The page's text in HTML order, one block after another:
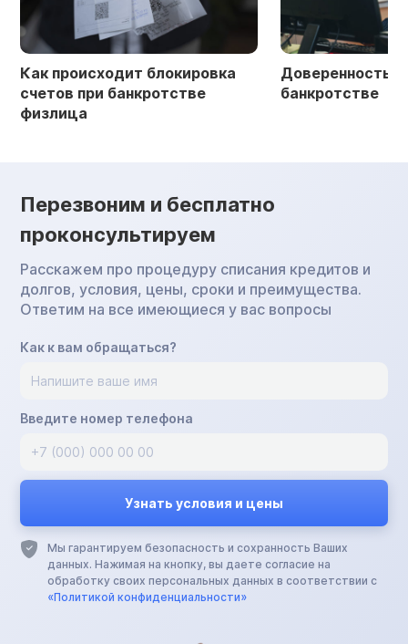
Как происходит блокировка
счетов при банкротстве
физлица
Доверенность
банкротстве
Перезвоним и бесплатно
проконсультируем
Расскажем про процедуру списания кредитов и
долгов, условия, цены, сроки и преимущества.
Ответим на все имеющиеся у вас вопросы
Как к вам обращаться?
Введите номер телефона
Мы гарантируем безопасность и сохранность Ваших
данных. Нажимая на кнопку, вы даете согласие на
обработку своих персональных данных в соответствии с
«Политикой конфиденциальности»